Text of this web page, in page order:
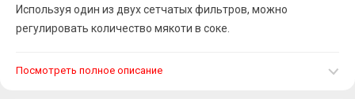
Используя один из двух сетчатых фильтров, можно
регулировать количество мякоти в соке.
Посмотреть полное описание